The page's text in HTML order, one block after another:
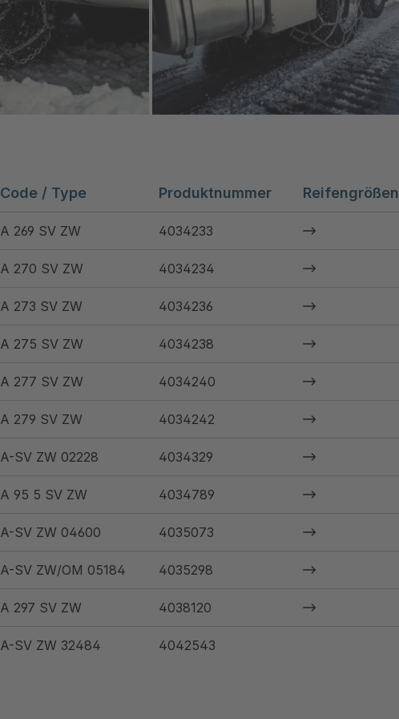
Code / Type Produktnummer Reifengrößen
A 269 SV ZW 4034233
A 270 SV ZW 4034234
A 273 SV ZW 4034236
A 275 SV ZW 4034238
A 277 SV ZW 4034240
A 279 SV ZW 4034242
A-SV ZW 02228 4034329
A 95 5 SV ZW 4034789
A-SV ZW 04600 4035073
A-SV ZW/OM 05184 4035298
A 297 SV ZW 4038120
A-SV ZW 32484 4042543